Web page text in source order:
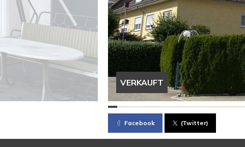
VERKAUFT
Facebook (Twitter)